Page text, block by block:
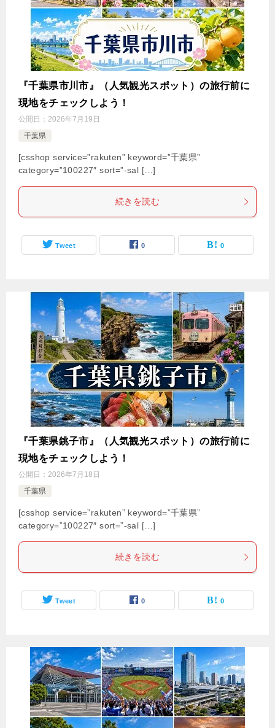
『千葉県市川市』（人気観光スポット）の旅行前に
現地をチェックしよう！
公開日： 2026年7月19日
千葉県
[csshop service=”rakuten” keyword=”千葉県”
category=”100227″ sort=”-sal […]
続きを読む
Tweet 0 0
『千葉県銚子市』（人気観光スポット）の旅行前に
現地をチェックしよう！
公開日： 2026年7月18日
千葉県
[csshop service=”rakuten” keyword=”千葉県”
category=”100227″ sort=”-sal […]
続きを読む
Tweet 0 0